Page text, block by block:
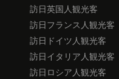
訪日英国人観光客
訪日フランス人観光客
訪日ドイツ人観光客
訪日イタリア人観光客
訪日ロシア人観光客